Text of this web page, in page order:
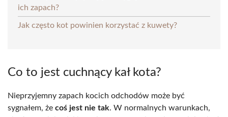
ich zapach?
Jak często kot powinien korzystać z kuwety?
Co to jest cuchnący kał kota?
Nieprzyjemny zapach kocich odchodów może być
sygnałem, że coś jest nie tak. W normalnych warunkach,